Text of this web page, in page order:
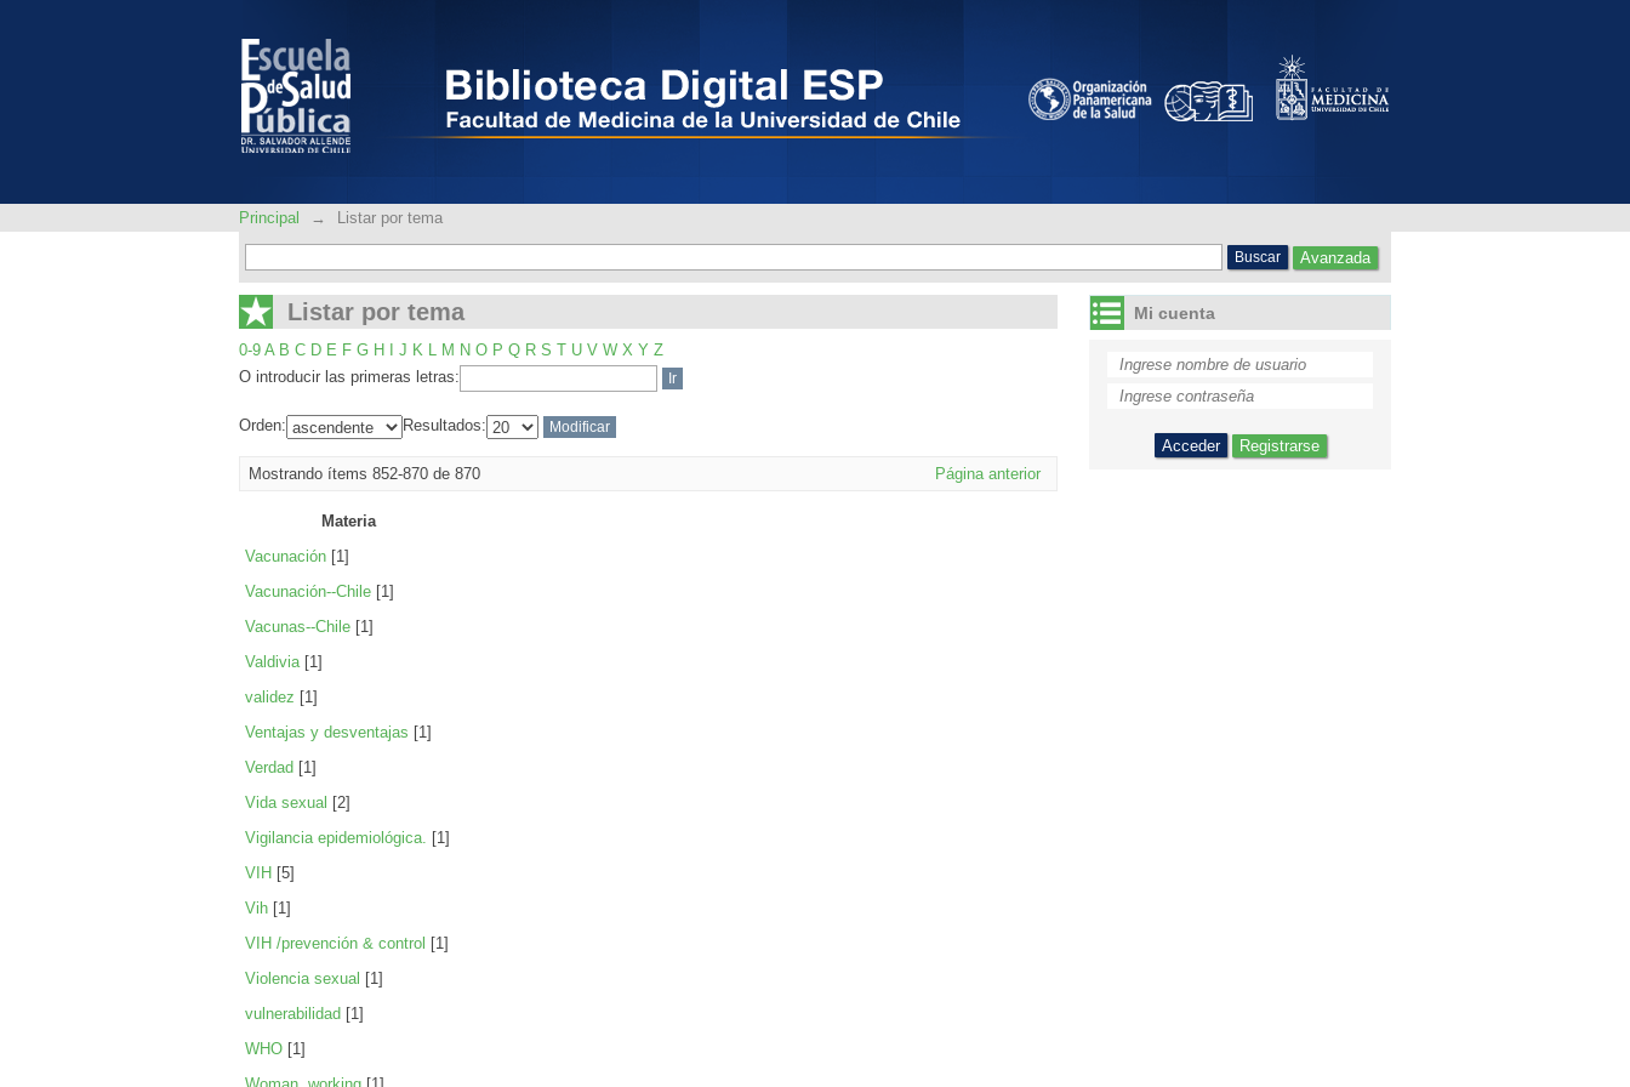
Principal → Listar por tema
Avanzada
Listar por tema
0-9 A B C D E F G H J K L M N O P Q R S T U V W X Y Z
O introducir las primeras letras:
Orden: Resultados:
Mostrando ítems 852-870 de 870 Página anterior
Materia
Vacunación [1]
Vacunación--Chile [1]
Vacunas--Chile [1]
Valdivia[1]
validez [1]
Ventajas y desventajas [1]
Verdad [1]
Vida sexual [2]
Vigilancia epidemiológica. [1]
VIH [5]
Vih [1]
VIH /prevención & control [1]
Violencia sexual [1]
vulnerabilidad [1]
WHO [1]
Mi cuenta
Registrarse